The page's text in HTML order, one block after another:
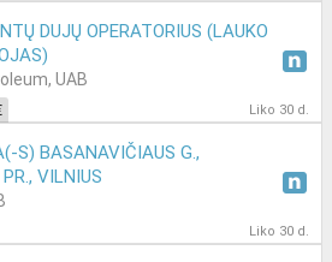
DUJŲ OPERATORIUS (LAUKO
UAB
Liko 30 d.
S) BASANAVIČIAUS G.,
VILNIUS
Liko 30 d.